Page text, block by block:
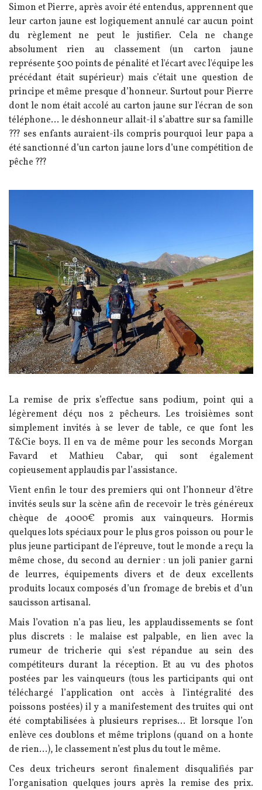
Simon et Pierre, après avoir été entendus, apprennent que
leur carton jaune est logiquement annulé car aucun point
du règlement ne peut le justifier. Cela ne change
absolument rien au classement (un carton jaune
représente 500 points de pénalité et l'écart avec l'équipe les
précédant était supérieur) mais c’était une question de
principe et même presque d’honneur. Surtout pour Pierre
dont le nom était accolé au carton jaune sur l'écran de son
téléphone... le déshonneur allait-il s’abattre sur sa famille
??? ses enfants auraient-ils compris pourquoi leur papa a
été sanctionné d’un carton jaune lors d’une compétition de
pêche ???
Texte
La remise de prix s’effectue sans podium, point qui a
légèrement déçu nos 2 pêcheurs. Les troisièmes sont
simplement invités à se lever de table, ce que font les
T&Cie boys. Il en va de même pour les seconds Morgan
Favard et Mathieu Cabar, qui sont également
copieusement applaudis par l’assistance.
Vient enfin le tour des premiers qui ont l’honneur d’être
invités seuls sur la scène afin de recevoir le très généreux
chèque de 4000€ promis aux vainqueurs. Hormis
quelques lots spéciaux pour le plus gros poisson ou pour le
plus jeune participant de l’épreuve, tout le monde a reçu la
même chose, du second au dernier : un joli panier garni
de leurres, équipements divers et de deux excellents
produits locaux composés d’un fromage de brebis et d’un
saucisson artisanal.
Mais l’ovation n’a pas lieu, les applaudissements se font
plus discrets : le malaise est palpable, en lien avec la
rumeur de tricherie qui s’est répandue au sein des
compétiteurs durant la réception. Et au vu des photos
postées par les vainqueurs (tous les participants qui ont
téléchargé l’application ont accès à l'intégralité des
poissons postées) il y a manifestement des truites qui ont
été comptabilisées à plusieurs reprises... Et lorsque l’on
enlève ces doublons et même triplons (quand on a honte
de rien...), le classement n’est plus du tout le même.
Ces deux tricheurs seront finalement disqualifiés par
l’organisation quelques jours après la remise des prix.